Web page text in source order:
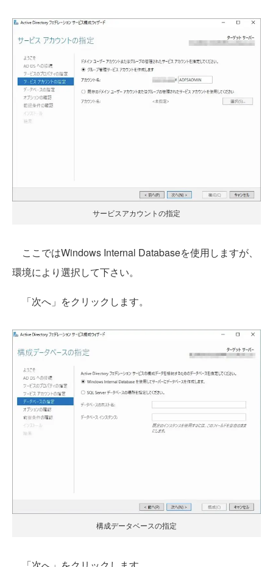
サービスアカウントの指定
ここではWindows Internal Databaseを使用しますが、
環境により選択して下さい。
「次へ」をクリックします。
構成データベースの指定